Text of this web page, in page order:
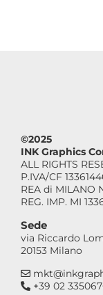
©2025
INK Graphics
ALL RIGHTS
P.IVA/CF
REA di MILANO
REG. IMP. MI
Sede
via Riccardo
20153 Milano
+39 02